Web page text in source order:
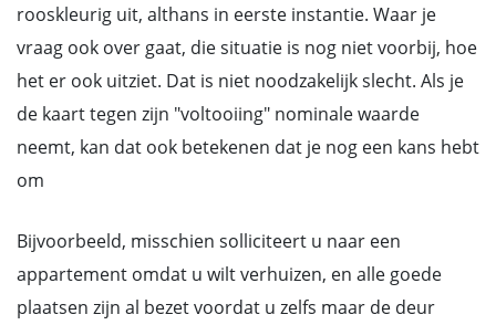
rooskleurig uit, althans in eerste instantie. Waar je
vraag ook over gaat, die situatie is nog niet voorbij, hoe
het er ook uitziet. Dat is niet noodzakelijk slecht. Als je
de kaart tegen zijn "voltooiing" nominale waarde
neemt, kan dat ook betekenen dat je nog een kans hebt
om
Bijvoorbeeld, misschien solliciteert u naar een
appartement omdat u wilt verhuizen, en alle goede
plaatsen zijn al bezet voordat u zelfs maar de deur